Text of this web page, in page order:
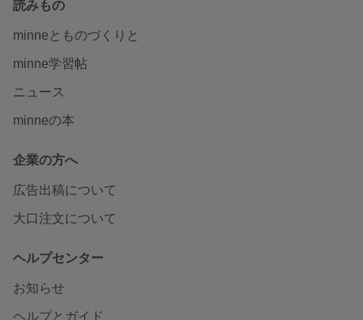
読みもの
minneとものづくりと
minne学習帖
ニュース
minneの本
企業の方へ
広告出稿について
大口注文について
ヘルプセンター
お知らせ
ヘルプとガイド